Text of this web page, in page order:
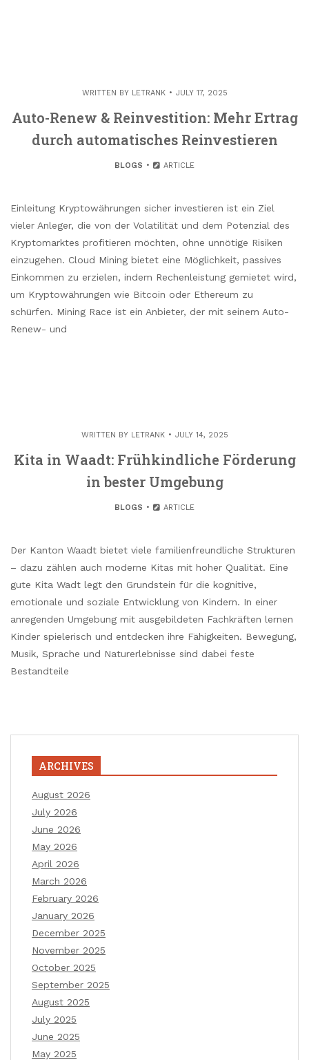
WRITTEN BY LETRANK JULY 17, 2025
Auto-Renew & Reinvestition: Mehr Ertrag
durch automatisches Reinvestieren
BLOGS ARTICLE
Einleitung Kryptowährungen sicher investieren ist ein Ziel
vieler Anleger, die von der Volatilität und dem Potenzial des
Kryptomarktes profitieren möchten, ohne unnötige Risiken
einzugehen. Cloud Mining bietet eine Möglichkeit, passives
Einkommen zu erzielen, indem Rechenleistung gemietet wird,
um Kryptowährungen wie Bitcoin oder Ethereum zu
schürfen. Mining Race ist ein Anbieter, der mit seinem Auto-
Renew- und
WRITTEN BY LETRANK JULY 14, 2025
Kita in Waadt: Frühkindliche Förderung
in bester Umgebung
BLOGS ARTICLE
Der Kanton Waadt bietet viele familienfreundliche Strukturen
– dazu zählen auch moderne Kitas mit hoher Qualität. Eine
gute Kita Wadt legt den Grundstein für die kognitive,
emotionale und soziale Entwicklung von Kindern. In einer
anregenden Umgebung mit ausgebildeten Fachkräften lernen
Kinder spielerisch und entdecken ihre Fähigkeiten. Bewegung,
Musik, Sprache und Naturerlebnisse sind dabei feste
Bestandteile
ARCHIVES
August 2026
July 2026
June 2026
May 2026
April 2026
March 2026
February 2026
January 2026
December 2025
November 2025
October 2025
September 2025
August 2025
July 2025
June 2025
May 2025